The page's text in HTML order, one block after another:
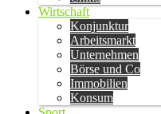
Wirtschaft
Konjunktur
Arbeitsmarkt
Unternehmen
Börse und Co
Immobilien
Konsum